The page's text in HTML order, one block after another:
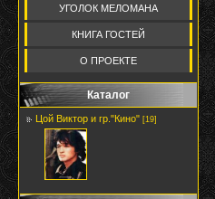
УГОЛОК МЕЛОМАНА
КНИГА ГОСТЕЙ
О ПРОЕКТЕ
Каталог
Цой Виктор и гр."Кино" [19]